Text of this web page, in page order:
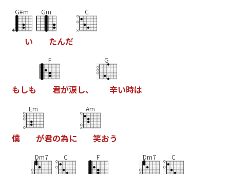
G#m
い
Gm
たんだ
C
もしも
F
君が涙し、
G
辛い時は
僕
Em
が君の為に
Am
笑おう
Dm7 C F Dm7 C